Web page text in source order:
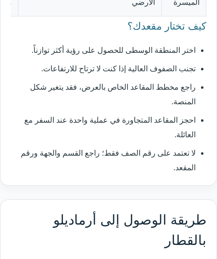
الميسرة
الأرضي
كيف تختار مقعدك؟
اختر المنطقة الوسطى للحصول على رؤية أكثر توازناً.
تجنب الصفوف العالية إذا كنت لا ترتاح للارتفاعات.
راجع مخطط المقاعد الخاص بالعرض، فقد يتغير شكل
المنصة.
احجز المقاعد المتجاورة في عملية واحدة عند السفر مع
العائلة.
لا تعتمد على رقم الصف فقط؛ راجع القسم والجهة ورقم
المقعد.
طريقة الوصول إلى أرماديلو
بالقطار